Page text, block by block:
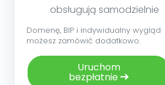
obsługują samodzielnie
Domenę, BIP i indywidualny wygląd
możesz zamówić dodatkowo.
Uruchom
bezpłatnie